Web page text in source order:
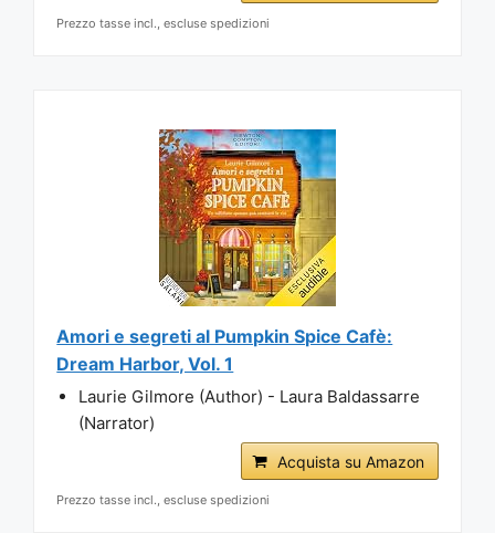
Prezzo tasse incl., escluse spedizioni
Amori e segreti al Pumpkin Spice Cafè:
Dream Harbor, Vol. 1
Laurie Gilmore (Author) - Laura Baldassarre
(Narrator)
Acquista su Amazon
Prezzo tasse incl., escluse spedizioni